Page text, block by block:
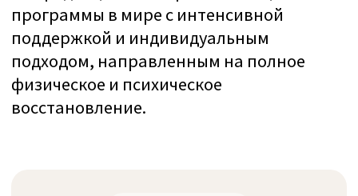
ультравысоким уровнем дохода.
Абсолютная конфиденциальность
Вместо того чтобы самостоятельно